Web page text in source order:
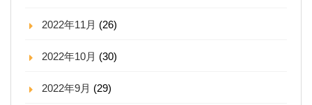
2022年11月 (26)
2022年10月 (30)
2022年9月 (29)